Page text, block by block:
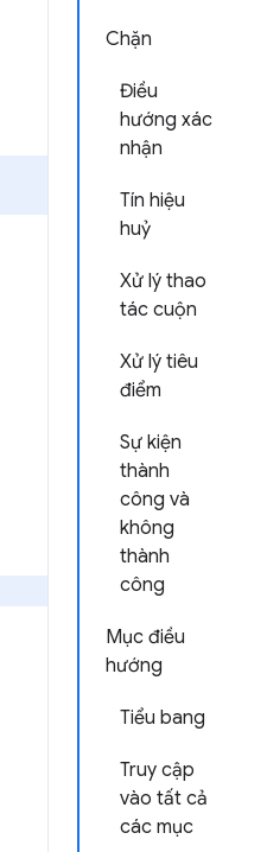
Chặn
Điều
hướng xác
nhận
Tín hiệu
huỷ
Xử lý thao
tác cuộn
Xử lý tiêu
điểm
Sự kiện
thành
công và
không
thành
công
Mục điều
hướng
Tiểu bang
Truy cập
vào tất cả
các mục